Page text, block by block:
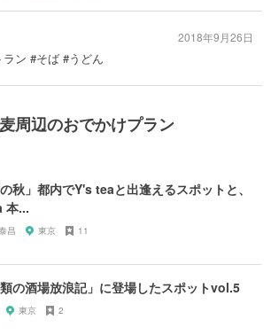
ン #そば #うどん
2018年9月26日
周辺のおでかけプラン
の秋」都内でY's teaと出逢えるスポットと、
本...
昌 東京 11
類の酒場放浪記」に登場したスポットvol.5
東京 2